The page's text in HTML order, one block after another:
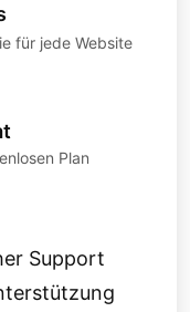
für jede Website
Plan
Support